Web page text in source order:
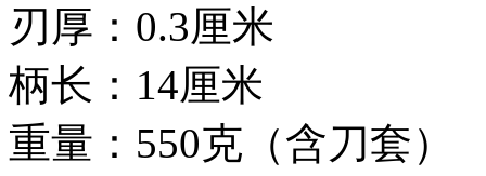
刃厚：0.3厘米
柄长：14厘米
重量：550克（含刀套）